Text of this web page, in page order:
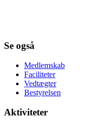
Se også
Medlemskab
Faciliteter
Vedtægter
Bestyrelsen
Aktiviteter